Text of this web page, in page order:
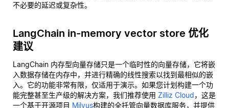
不必要的延迟或复杂性。
LangChain in-memory vector store 优化
建议
LangChain 内存型向量存储只是一个临时性的向量存储，它将嵌
入数据存储在内存中，并进行精确的线性搜索以找到最相似的嵌
入。它的功能非常有限，仅适用于演示。如果您计划构建一个功
能完整甚至生产级的解决方案，我们推荐使用 Zilliz Cloud，这是
一个基于开源项目 Milvus构建的全托管向量数据库服务，并提供